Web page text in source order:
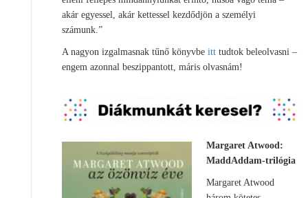
akár egyessel, akár kettessel kezdődjön a személyi
számunk.”
A nagyon izgalmasnak tűnő könyvbe itt tudtok beleolvasni –
engem azonnal beszippantott, máris olvasnám!
Margaret Atwood:
MaddAddam-trilógia
Margaret Atwood